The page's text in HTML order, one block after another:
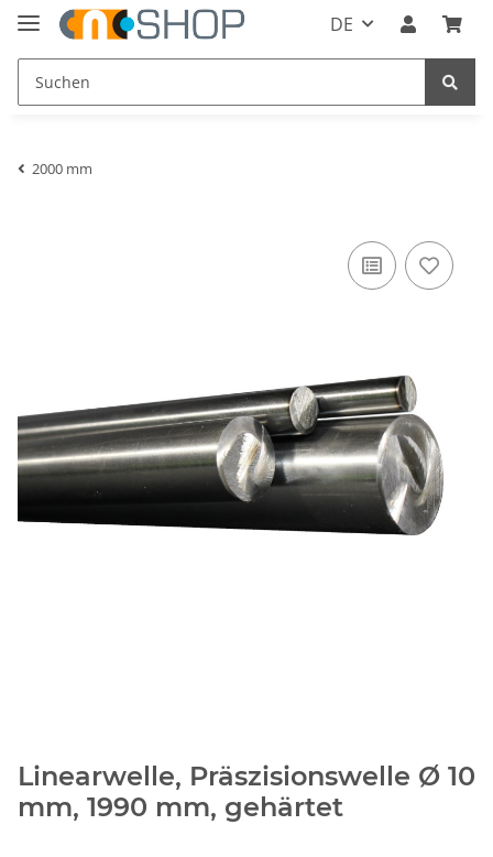
DE
2000 mm
Linearwelle, Präszisionswelle Ø 10
mm, 1990 mm, gehärtet